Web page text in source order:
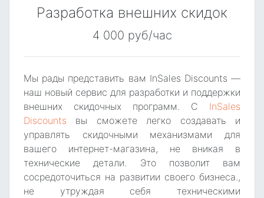
Разработка внешних скидок
4 000 руб/час
Мы рады представить вам InSales Discounts —
наш новый сервис для разработки и поддержки
внешних скидочных программ. С InSales
Discounts вы сможете легко создавать и
управлять скидочными механизмами для
вашего интернет-магазина, не вникая в
технические детали. Это позволит вам
сосредоточиться на развитии своего бизнеса.,
не утруждая себя техническими